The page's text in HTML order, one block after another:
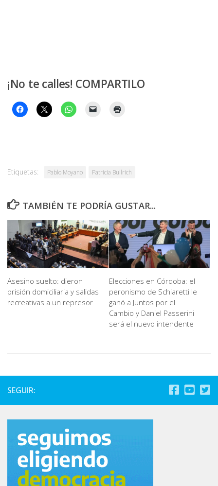
¡No te calles! COMPARTILO
Etiquetas: Pablo Moyano Patricia Bullrich
TAMBIÉN TE PODRÍA GUSTAR...
Asesino suelto: dieron
prisión domiciliaria y salidas
recreativas a un represor
Elecciones en Córdoba: el
peronismo de Schiaretti le
ganó a Juntos por el
Cambio y Daniel Passerini
será el nuevo intendente
SEGUIR: